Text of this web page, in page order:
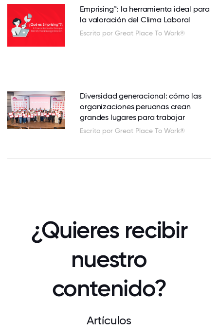
Emprising™: la herramienta ideal para
la valoración del Clima Laboral
Escrito por Great Place To Work®
Diversidad generacional: cómo las
organizaciones peruanas crean
grandes lugares para trabajar
Escrito por Great Place To Work®
¿Quieres recibir
nuestro
contenido?
Artículos